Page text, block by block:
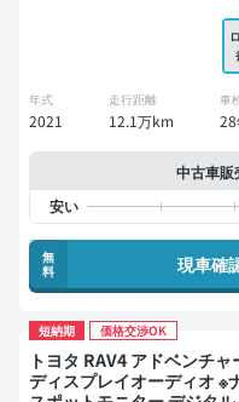
年式
2021
走行距離
12.1万km
車
28
中古車販
無
料
現車確
短納期 価格交渉OK
トヨタ RAV4 アドベンチャー 美品 禁煙車 整備記録簿
ディスプレイオーディオ ※